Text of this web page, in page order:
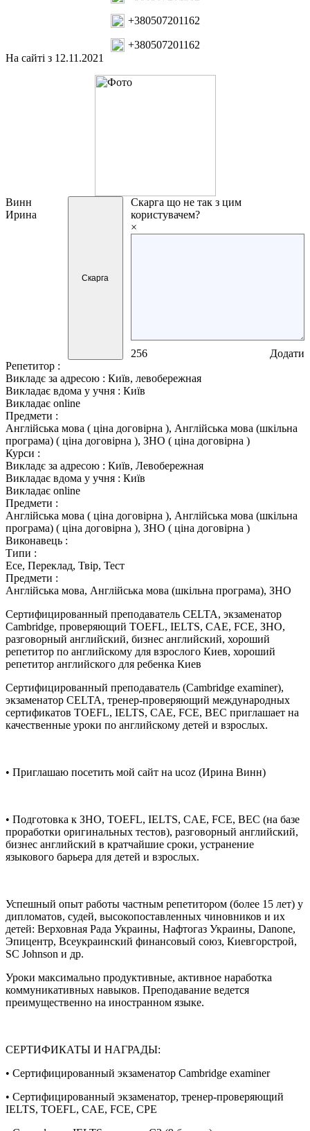
+380507201162
+380507201162
На сайті з 12.11.2021
Винн
Ирина
Скарга
Скарга що не так з цим
користувачем?
×
256
Додати
Репетитор :
Викладє за адресою : Київ, левобережная
Викладає вдома у учня : Київ
Викладає online
Предмети :
Англійська мова ( ціна договірна ), Англійська мова (шкільна
програма) ( ціна договірна ), ЗНО ( ціна договірна )
Курси :
Викладє за адресою : Київ, Левобережная
Викладає вдома у учня : Київ
Викладає online
Предмети :
Англійська мова ( ціна договірна ), Англійська мова (шкільна
програма) ( ціна договірна ), ЗНО ( ціна договірна )
Виконавець :
Типи :
Есе, Переклад, Твір, Тест
Предмети :
Англійська мова, Англійська мова (шкільна програма), ЗНО
Сертифицированный преподаватель CELTA, экзаменатор
Cambridge, проверяющий TOEFL, IELTS, CAE, FCE, ЗНО,
разговорный английский, бизнес английский, хороший
репетитор по английскому для взрослого Киев, хороший
репетитор английского для ребенка Киев
Сертифицированный преподаватель (Cambridge examiner),
экзаменатор СELTA, тренер-проверяющий международных
сертификатов TOEFL, IELTS, CAE, FCE, BEC приглашает на
качественные уроки по английскому детей и взрослых.
• Приглашаю посетить мой сайт на ucoz (Ирина Винн)
• Подготовка к ЗНО, TOEFL, IELTS, CAE, FCE, BEC (на базе
проработки оригинальных тестов), разговорный английский,
бизнес английский в кратчайшие сроки, устранение
языкового барьера для детей и взрослых.
Успешный опыт работы частным репетитором (более 15 лет) у
дипломатов, судей, высокопоставленных чиновников и их
детей: Верховная Рада Украины, Нафтогаз Украины, Danone,
Эпицентр, Всеукраинский финансовый союз, Киевгорстрой,
SC Johnson и др.
Уроки максимально продуктивные, активное наработка
коммуникативных навыков. Преподавание ведется
преимущественно на иностранном языке.
СЕРТИФИКАТЫ И НАГРАДЫ:
• Сертифицированный экзаменатор Cambridge examiner
• Сертифицированный экзаменатор, тренер-проверяющий
IELTS, TOEFL, CAE, FCE, CPE